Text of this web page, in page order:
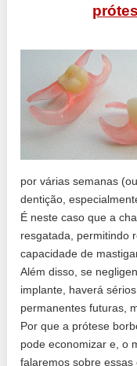
por várias semanas
dentição,
É neste caso que a
resgatada, permitindo
capacidade de
Além disso, se
implante, haverá
permanentes futuras,
Por que a prótese
pode economizar e, o
falaremos sobre